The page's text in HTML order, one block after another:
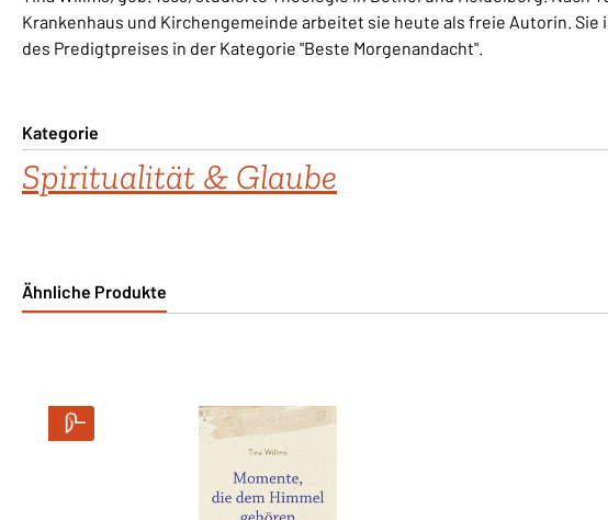
Krankenhaus und Kirchengemeinde arbeitet sie heute als freie Autorin. Sie
des Predigtpreises in der Kategorie "Beste Morgenandacht".
Kategorie
Spiritualität & Glaube
Ähnliche Produkte